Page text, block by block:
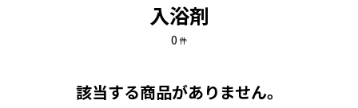
入浴剤
0 件
該当する商品がありません。